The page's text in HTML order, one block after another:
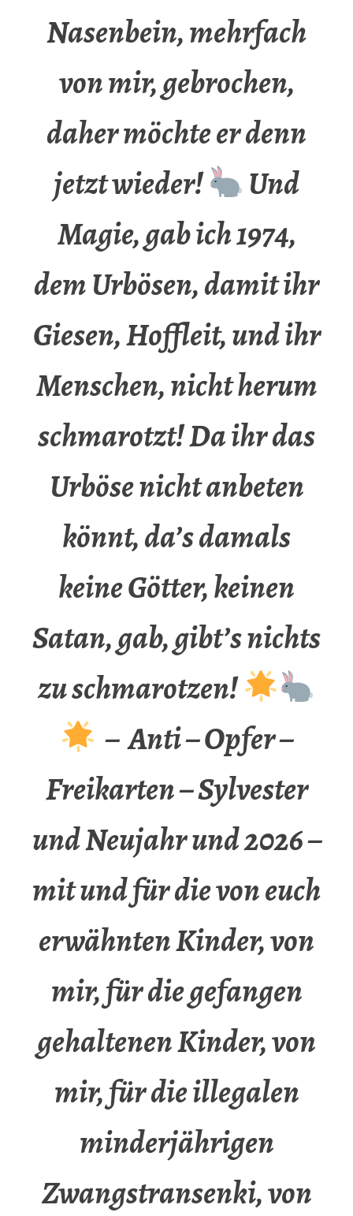
Nasenbein, mehrfach
von mir, gebrochen,
daher möchte er denn
jetzt wieder!
Und
Magie, gab ich 1974,
dem Urbösen, damit ihr
Giesen, Hoffleit, und ihr
Menschen, nicht herum
schmarotzt! Da ihr das
Urböse nicht anbeten
könnt, da’s damals
keine Götter, keinen
Satan, gab, gibt’s nichts
zu schmarotzen!
– Anti – Opfer –
Freikarten – Sylvester
und Neujahr und 2026 –
mit und für die von euch
erwähnten Kinder, von
mir, für die gefangen
gehaltenen Kinder, von
mir, für die illegalen
minderjährigen
Zwangstransenki, von